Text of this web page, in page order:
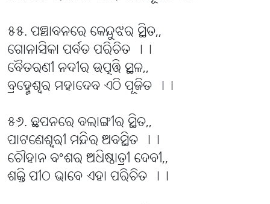
୫୫. ପଞ୍ଚାବନରେ କେନ୍ଦୁଝର ସ୍ଥିତ,,
ଗୋନାସିକା ପର୍ବତ ପରିଚିତ ।।
ବୈତରଣୀ ନଦୀର ଉତ୍ପତ୍ତି ସ୍ଥଳ,,
ବ୍ରହ୍ମେଶ୍ୱର ମହାଦେବ ଏଠି ପୂଜିତ ।।
୫୬. ଛପନରେ ବଲାଙ୍ଗୀର ସ୍ଥିତ,,
ପାଟଣେଶ୍ୱରୀ ମନ୍ଦିର ଅବସ୍ଥିତ ।।
ଚୌହାନ ବଂଶର ଅଧିଷ୍ଠାତ୍ରୀ ଦେବୀ,,
ଶକ୍ତି ପୀଠ ଭାବେ ଏହା ପରିଚିତ ।।